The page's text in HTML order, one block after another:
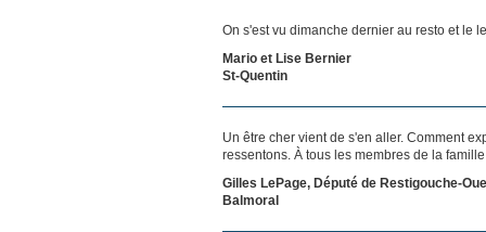
On s'est vu dimanche dernier au resto et le
Mario et Lise Bernier
St-Quentin
Un être cher vient de s'en aller. Comment
ressentons. À tous les membres de la
Gilles LePage, Député de Restigouche-
Balmoral